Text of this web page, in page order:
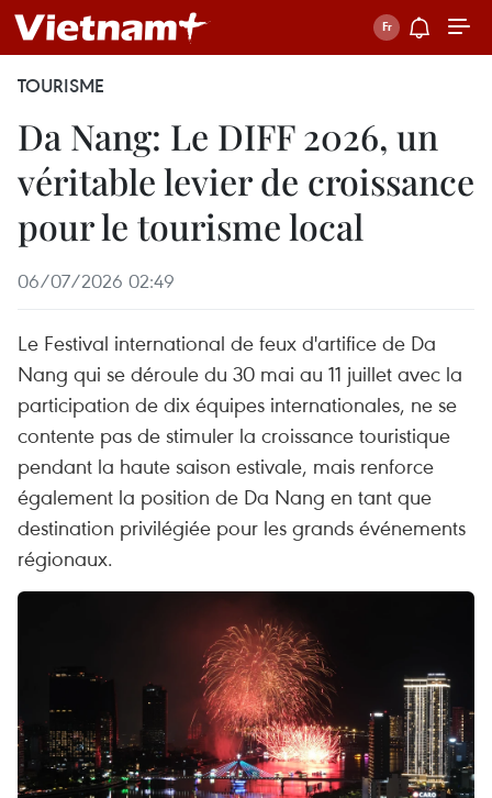
TOURISME
Da Nang: Le DIFF 2026, un
véritable levier de croissance
pour le tourisme local
06/07/2026 02:49
Le Festival international de feux d'artifice de Da
Nang qui se déroule du 30 mai au 11 juillet avec la
participation de dix équipes internationales, ne se
contente pas de stimuler la croissance touristique
pendant la haute saison estivale, mais renforce
également la position de Da Nang en tant que
destination privilégiée pour les grands événements
régionaux.